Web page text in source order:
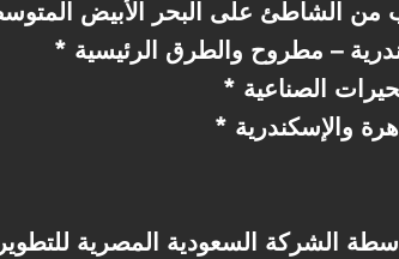
من الشاطئ على البحر الأبيض
– مطروح والطرق الرئيسية
الصناعية
والإسكندرية
الشركة السعودية المصرية للتطوير